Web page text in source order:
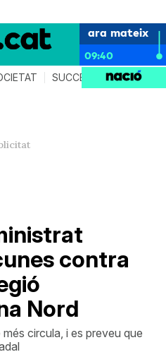
ara mateix
09:40
SUCCESSOS
contra
Nord
circula, i es preveu que